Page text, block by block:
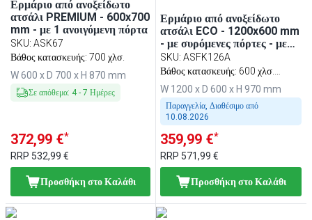
Ερμάριο από ανοξείδωτο
ατσάλι PREMIUM - 600x700
mm - με 1 ανοιγόμενη πόρτα
SKU: ASK67
Βάθος κατασκευής: 700 χλσ.
W 600 x D 700 x H 870 mm
Σε απόθεμα: 4- 7 Ημέρες
372,99 €*
RRP 532,99 €
Προσθήκη στο Καλάθι
Ερμάριο από ανοξείδωτο
ατσάλι ECO - 1200x600 mm
- με συρόμενες πόρτες - με
υπερυψωμένη πλάτη 100
mm
SKU:ASFK126A
Βάθος κατασκευής: 600 χλσ.
Παραδίδεται αποσυναρμολογημένο
W 1200 x D 600 x H 970 mm
Παραγγελία, Διαθέσιμο από
10.08.2026
359,99 €*
RRP 571,99 €
Προσθήκη στο Καλάθι